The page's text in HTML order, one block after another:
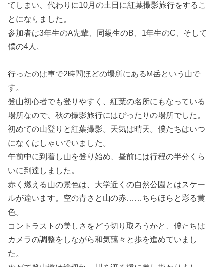
てしまい、代わりに10月の土日に紅葉撮影旅行をするこ
とになりました。
参加者は3年生のA先輩、同級生のB、1年生のC、そして
僕の4人。
行ったのは車で2時間ほどの場所にあるM岳という山で
す。
登山初心者でも登りやすく、紅葉の名所にもなっている
場所なので、秋の撮影旅行にはぴったりの場所でした。
初めての山登りと紅葉撮影。天気は晴天。僕たちはいつ
になくはしゃいでいました。
午前中に到着し山を登り始め、昼前には行程の半分くら
いに到達しました。
赤く燃える山の景色は、大学近くの自然公園とはスケー
ルが違います。空の青さと山の赤……ちらほらと彩る黄
色。
コントラストの美しさをどう切り取ろうかと、僕たちは
カメラの調整をしながら和気藹々と歩を進めていまし
た。